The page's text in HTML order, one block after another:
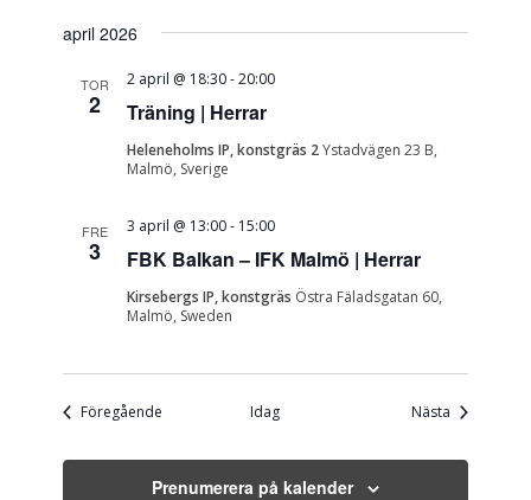
april 2026
TOR
2 Träning | Herrar
2 april @ 18:30-20:00
Heleneholms IP, konstgräs 2Ystadvägen 23 B,
Malmö, Sverige
FRE
3 FBK Balkan – IFK Malmö | Herrar
3 april @ 13:00- 15:00
Kirsebergs IP, konstgräs Östra Fäladsgatan 60,
Malmö, Sweden
Föregående Idag NästaEvenemang
Prenumerera på kalender